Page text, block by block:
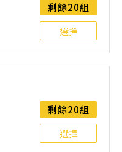
剩餘20組
選擇
、動作分解練習、比賽
剩餘20組
選擇